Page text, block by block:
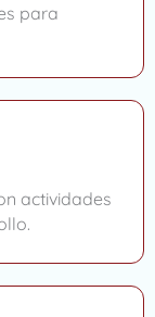
para
actividades